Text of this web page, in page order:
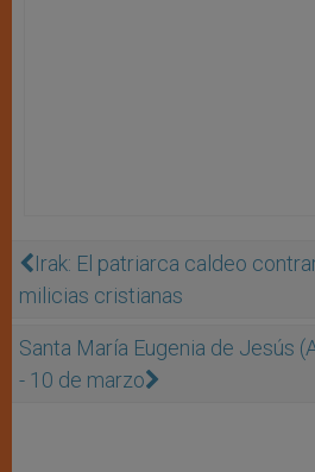
Irak: El patriarca caldeo
milicias cristianas
Santa María Eugenia de Jesús
- 10 de marzo